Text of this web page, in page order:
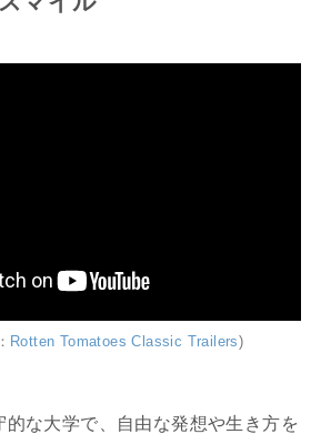
Rotten Tomatoes Classic Trailers)
な大学で、自由な発想や生き方を